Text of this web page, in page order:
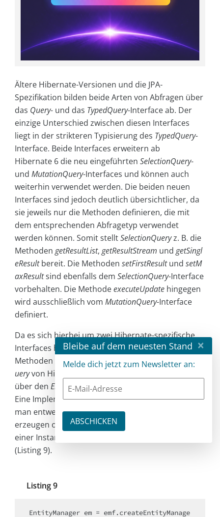
Ältere Hibernate-Versionen und die JPA-
Spezifikation bilden beide Arten von Abfragen über
das Query- und das TypedQuery-Interface ab. Der
einzige Unterschied zwischen diesen Interfaces
liegt in der strikteren Typisierung des TypedQuery-
Interface. Beide Interfaces erweitern ab
Hibernate 6 die neu eingeführten SelectionQuery-
und MutationQuery-Interfaces und können auch
weiterhin verwendet werden. Die beiden neuen
Interfaces sind jedoch deutlich übersichtlicher, da
sie jeweils nur die Methoden definieren, die mit
dem entsprechenden Abfragetyp verwendet
werden können. Somit stelltSelectionQueryz. B. die
Methoden getResultList, getResultStream und getSingl
eResultbereit. Die Methoden setFirstResultund setM
axResultsind ebenfalls dem SelectionQuery-Interface
vorbehalten. Die MethodeexecuteUpdate hingegen
wird ausschließlich vom MutationQuery-Interface
definiert.
Da es sich hierbei um zwei Hibernate-spezifische
Interfaces handelt, können diese nur über die
Methoden
createSelectionQueryundcreateMutationQ
ueryvon Hibernates
über den EntityManagervon JPA erzeugt werden.
Eine Implementierung desSession-Interface kann
man entweder über Hibernates
erzeugen oder mit Hilfe der
einer Instanz des
(Listing 9).
Listing 9
EntityManager em = emf.createEntityManage
Bleibe auf dem neuesten Stand ×
Melde dich jetzt zum Newsletter an: